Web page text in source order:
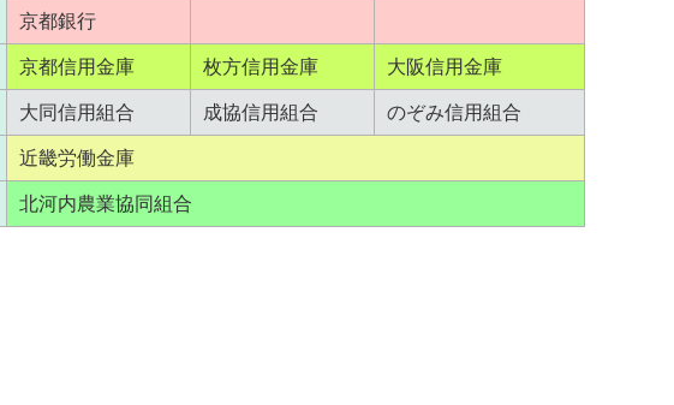
京都銀行
京都信用金庫 枚方信用金庫
大阪信用金庫
大同信用組合 成協信用組合
のぞみ信用組合
近畿労働金庫
北河内農業協同組合